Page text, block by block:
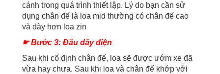
cánh trong quá trình thiết lập. Lý do bạn cần sử
dụng chân đế là loa mid thường có chân đế cao
và dày hơn loa zin
☛ Bước 3: Đấu dây điện
Sau khi cố định chân đế, loa sẽ được ướm xe đã
vừa hay chưa. Sau khi loa và chân đế khớp với